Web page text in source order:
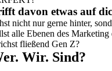
davon etwas auf
nicht nur gerne hinter,
alle Ebenen des Marketing
fließend Gen Z?
Wir. Sind?